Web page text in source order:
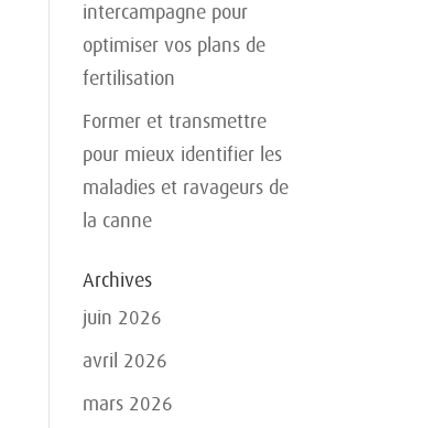
intercampagne pour
optimiser vos plans de
fertilisation
Former et transmettre
pour mieux identifier les
maladies et ravageurs de
la canne
Archives
juin 2026
avril 2026
mars 2026